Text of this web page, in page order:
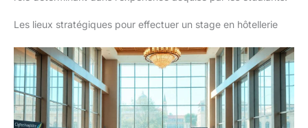
Les lieux stratégiques pour effectuer un stage en hôtellerie